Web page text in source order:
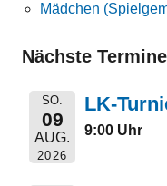
Mädchen
Nächste Termine
SO.
09
AUG.
2026
LK-
9:00 Uhr